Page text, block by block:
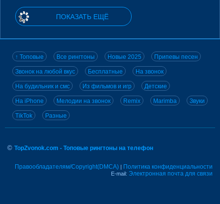
ПОКАЗАТЬ ЕЩЁ
↑ Топовые Все рингтоны Новые 2025 Припевы песен
Звонок на любой вкус Бесплатные На звонок
На будильник и смс Из фильмов и игр Детские
На iPhone Мелодии на звонок Remix Marimba Звуки
TikTok Разные
© TopZvonok.com - Топовые рингтоны на телефон
Правообладателям/Copyright(DMCA) | Политика конфиденциальности
E-mail: Электронная почта для связи